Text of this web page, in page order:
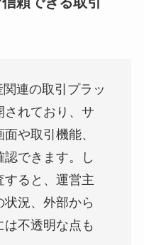
連の取引プラッ
されており、サ
や取引機能、
できます。し
すると、運営主
況、外部から
不透明な点も